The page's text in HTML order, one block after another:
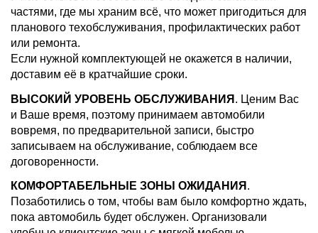
частями, где мы храним всё, что может пригодиться для
планового техобслуживания, профилактических работ
или ремонта.
Если нужной комплектующей не окажется в наличии,
доставим её в кратчайшие сроки.
ВЫСОКИЙ УРОВЕНЬ ОБСЛУЖИВАНИЯ . Ценим Вас
и Ваше время, поэтому принимаем автомобили
вовремя, по предварительной записи, быстро
записываем на обслуживание, соблюдаем все
договоренности.
КОМФОРТАБЕЛЬНЫЕ ЗОНЫ ОЖИДАНИЯ .
Позаботились о том, чтобы вам было комфортно ждать,
пока автомобиль будет обслужен. Организовали